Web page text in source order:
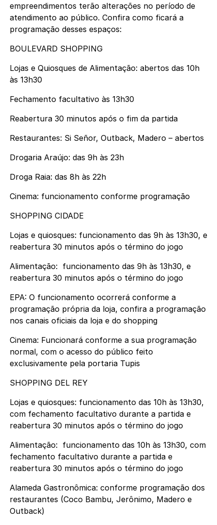
empreendimentos terão alterações no período de
atendimento ao público. Confira como ficará a
programação desses espaços:
BOULEVARD SHOPPING
Lojas e Quiosques de Alimentação: abertos das 10h
às 13h30
Fechamento facultativo às 13h30
Reabertura 30 minutos após o fim da partida
Restaurantes: Si Señor, Outback, Madero – abertos
Drogaria Araújo: das 9h às 23h
Droga Raia: das 8h às 22h
Cinema: funcionamento conforme programação
SHOPPING CIDADE
Lojas e quiosques: funcionamento das 9h às 13h30, e
reabertura 30 minutos após o término do jogo
Alimentação: funcionamento das 9h às 13h30, e
reabertura 30 minutos após o término do jogo
EPA: O funcionamento ocorrerá conforme a
programação própria da loja, confira a programação
nos canais oficiais da loja e do shopping
Cinema: Funcionará conforme a sua programação
normal, com o acesso do público feito
exclusivamente pela portaria Tupis
SHOPPING DEL REY
Lojas e quiosques: funcionamento das 10h às 13h30,
com fechamento facultativo durante a partida e
reabertura 30 minutos após o término do jogo
Alimentação: funcionamento das 10h às 13h30, com
fechamento facultativo durante a partida e
reabertura 30 minutos após o término do jogo
Alameda Gastronômica: conforme programação dos
restaurantes (Coco Bambu, Jerônimo, Madero e
Outback)